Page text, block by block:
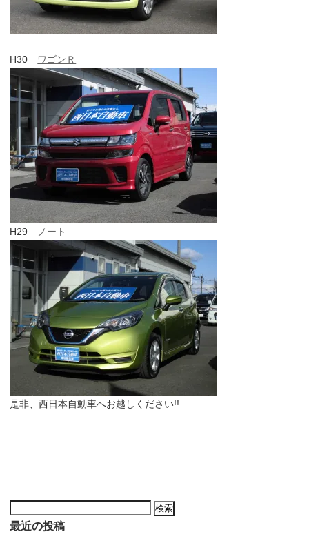
H30 ワゴンＲ
H29 ノート
是非、西日本自動車へお越しください!!
索:
最近の投稿